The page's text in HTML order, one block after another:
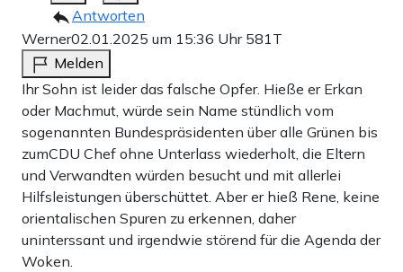
Antworten
Werner02.01.2025 um 15:36 Uhr 581T
Melden
Ihr Sohn ist leider das falsche Opfer. Hieße er Erkan
oder Machmut, würde sein Name stündlich vom
sogenannten Bundespräsidenten über alle Grünen bis
zumCDU Chef ohne Unterlass wiederholt, die Eltern
und Verwandten würden besucht und mit allerlei
Hilfsleistungen überschüttet. Aber er hieß Rene, keine
orientalischen Spuren zu erkennen, daher
uninterssant und irgendwie störend für die Agenda der
Woken.